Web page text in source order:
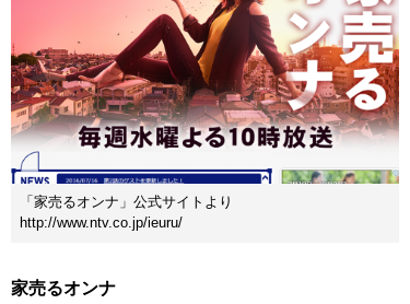
「家売るオンナ」公式サイトより
http://www.ntv.co.jp/ieuru/
家売るオンナ